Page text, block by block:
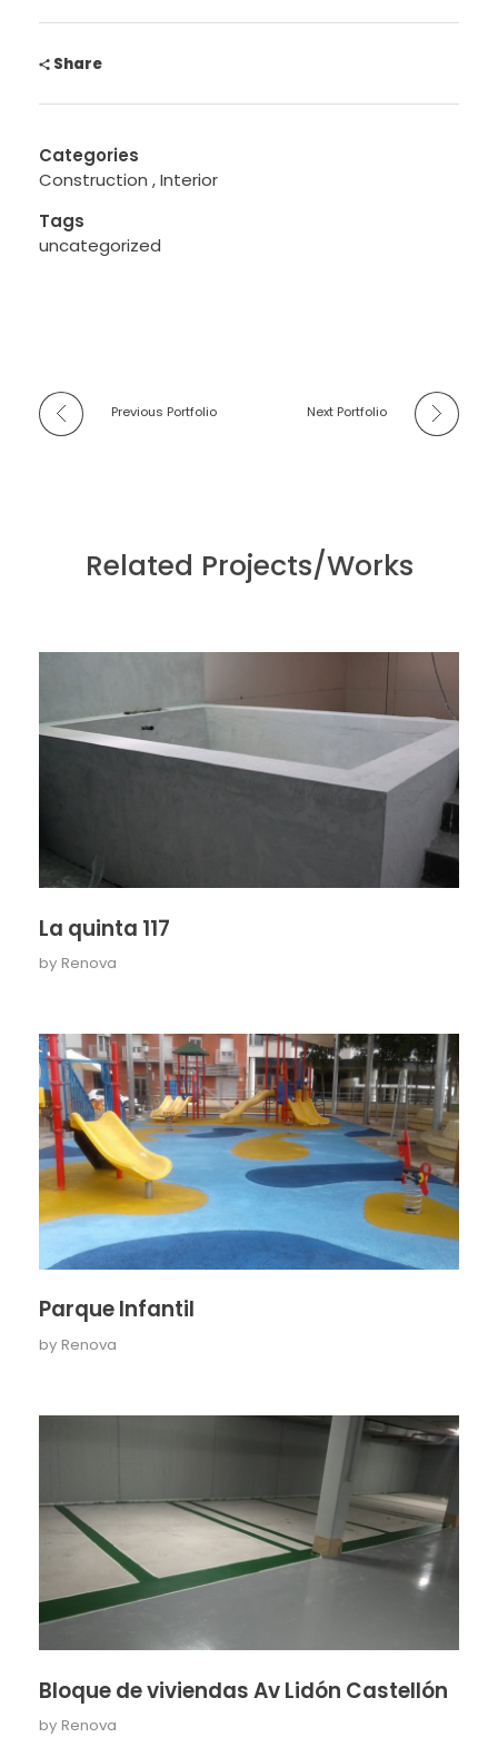
Share
Categories
Construction Interior
Tags
uncategorized
Previous Portfolio Next Portfolio
Related Projects/Works
La quinta 117
by Renova
Parque Infantil
by Renova
Bloque de viviendas Av Lidón Castellón
by Renova